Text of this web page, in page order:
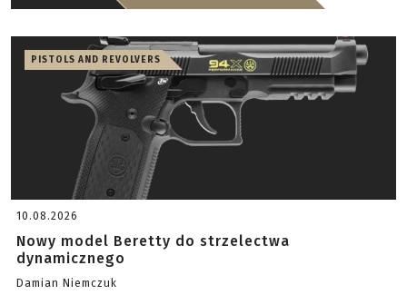
PISTOLS AND REVOLVERS
10.08.2026
Nowy model Beretty do strzelectwa
dynamicznego
Damian Niemczuk